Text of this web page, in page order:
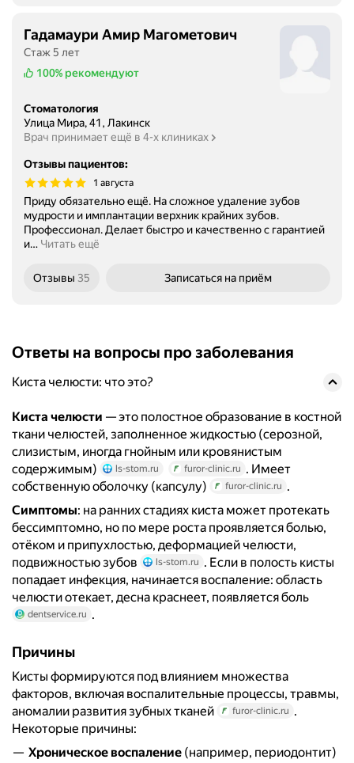
Гадамаури Амир Магометович
Стаж 5 лет
100% рекомендуют
Стоматология
Улица Мира, 41, Лакинск
Врач принимает ещё в 4-х клиниках
Отзывы пациентов:
1 августа
Приду обязательно ещё. На сложное удаление зубов
мудрости и имплантации верхник крайних зубов.
Профессионал. Делает быстро и качественно с гарантией
и… Читать ещё
Отзывы 35 Записаться на приём
Ответы на вопросы про заболевания
Киста челюсти: что это?
Киста челюсти — это полостное образование в костной
ткани челюстей, заполненное жидкостью (серозной,
слизистым, иногда гнойным или кровянистым
содержимым)
ls-stom.ru furor-clinic.ru . Имеет
собственную оболочку (капсулу)
furor-clinic.ru .
Симптомы: на ранних стадиях киста может протекать
бессимптомно, но по мере роста проявляется болью,
отёком и припухлостью, деформацией челюсти,
подвижностью зубов
ls-stom.ru . Если в полость кисты
попадает инфекция, начинается воспаление: область
челюсти отекает, десна краснеет, появляется боль
dentservice.ru .
Причины
Кисты формируются под влиянием множества
факторов, включая воспалительные процессы, травмы,
аномалии развития зубных тканей
furor-clinic.ru .
Некоторые причины:
Хроническое воспаление (например, периодонтит)